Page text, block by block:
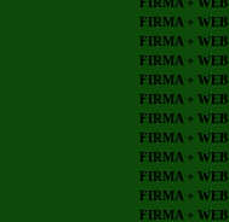
FIRMA + WEB
FIRMA + WEB
FIRMA + WEB
FIRMA + WEB
FIRMA + WEB
FIRMA + WEB
FIRMA + WEB
FIRMA + WEB
FIRMA + WEB
FIRMA + WEB
FIRMA + WEB